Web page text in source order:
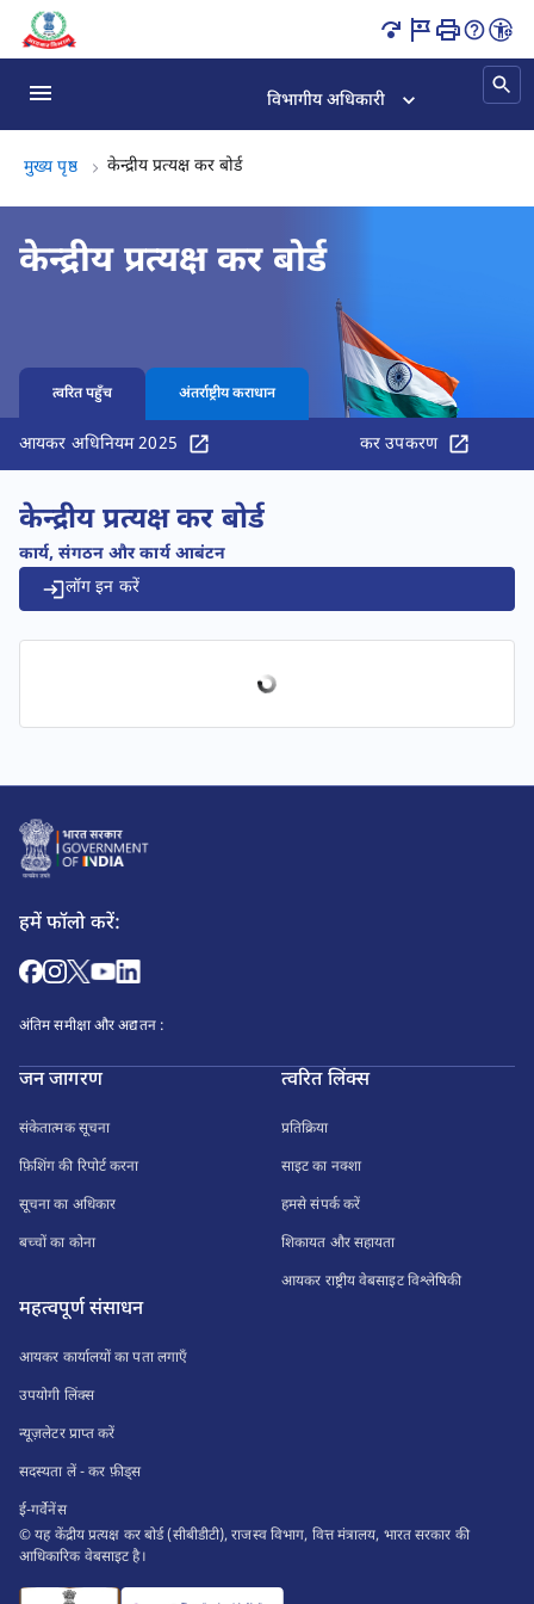
CBDT इंडिया | सर्कुलर, नोटिफिकेशन व अपडेट पृष्ठ लोड हो गया
विभागीय अधिकारी
मुख्य पृष्ठ केन्द्रीय प्रत्यक्ष कर बोर्डकेन्द्रीय प्रत्यक्ष कर बोर्ड, (2 का 2)
केन्द्रीय प्रत्यक्ष कर बोर्ड
त्वरित पहुँच अंतर्राष्ट्रीय कराधान
आयकर अधिनियम 2025 कर उपकरण
केन्द्रीय प्रत्यक्ष कर बोर्ड
कार्य, संगठन और कार्य आबंटन
लॉग इन करें
हमें फॉलो करें:
अंतिम समीक्षा और अद्यतन :
जन जागरण
संकेतात्मक सूचना
फ़िशिंग की रिपोर्ट करना
सूचना का अधिकार
बच्चों का कोना
त्वरित लिंक्स
प्रतिक्रिया
साइट का नक्शा
हमसे संपर्क करें
शिकायत और सहायता
आयकर राष्ट्रीय वेबसाइट विश्लेषिकी
महत्वपूर्ण संसाधन
आयकर कार्यालयों का पता लगाएँ
उपयोगी लिंक्स
न्यूज़लेटर प्राप्त करें
सदस्यता लें - कर फ़ीड्स
ई-गर्वेनेंस
© यह केंद्रीय प्रत्यक्ष कर बोर्ड (सीबीडीटी), राजस्व विभाग, वित्त मंत्रालय, भारत सरकार की
आधिकारिक वेबसाइट है।